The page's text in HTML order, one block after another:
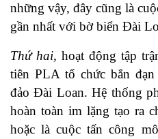
những vậy, đây cũng là
gần nhất với bờ biển Đài
Thứ hai, hoạt động tập
tiên PLA tổ chức bắn
đảo Đài Loan. Hệ thống
hoàn toàn im lặng tạo ra
hoặc là cuộc tấn công